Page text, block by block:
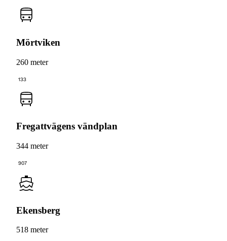
Mörtviken
260 meter
133
Fregattvägens vändplan
344 meter
907
Ekensberg
518 meter